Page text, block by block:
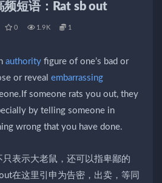
频短语：Rat sb out
0 1.9K 1
authority figure of one’s bad or
or reveal embarrassing
someone rats you out, they
by telling someone in
wrong that you have done.
只表示大老鼠，还可以指卑鄙的
在这里引申为告密，出卖，等同